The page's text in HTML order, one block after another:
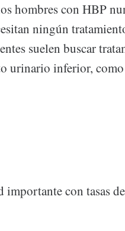
hombres con HBP
ningún
suelen buscar
urinario inferior,
con tasas